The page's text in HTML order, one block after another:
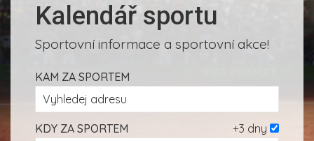
Kalendář sportu
Sportovní informace a sportovní akce!
KAM ZA SPORTEM
+3 dny
KDY ZA SPORTEM